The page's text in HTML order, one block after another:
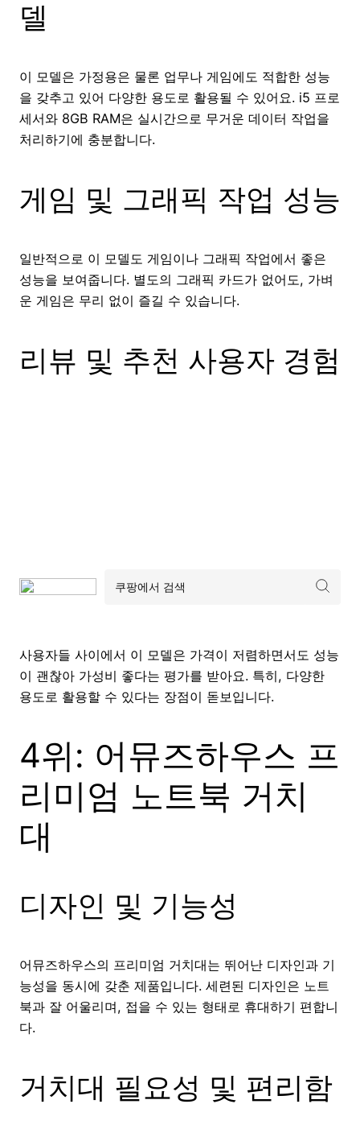
델
이 모델은 가정용은 물론 업무나 게임에도 적합한 성능
을 갖추고 있어 다양한 용도로 활용될 수 있어요. i5 프로
세서와 8GB RAM은 실시간으로 무거운 데이터 작업을
처리하기에 충분합니다.
게임 및 그래픽 작업 성능
일반적으로 이 모델도 게임이나 그래픽 작업에서 좋은
성능을 보여줍니다. 별도의 그래픽 카드가 없어도, 가벼
운 게임은 무리 없이 즐길 수 있습니다.
리뷰 및 추천 사용자 경험
사용자들 사이에서 이 모델은 가격이 저렴하면서도 성능
이 괜찮아 가성비 좋다는 평가를 받아요. 특히, 다양한
용도로 활용할 수 있다는 장점이 돋보입니다.
4위: 어뮤즈하우스 프
리미엄 노트북 거치
대
디자인 및 기능성
어뮤즈하우스의 프리미엄 거치대는 뛰어난 디자인과 기
능성을 동시에 갖춘 제품입니다. 세련된 디자인은 노트
북과 잘 어울리며, 접을 수 있는 형태로 휴대하기 편합니
다.
거치대 필요성 및 편리함